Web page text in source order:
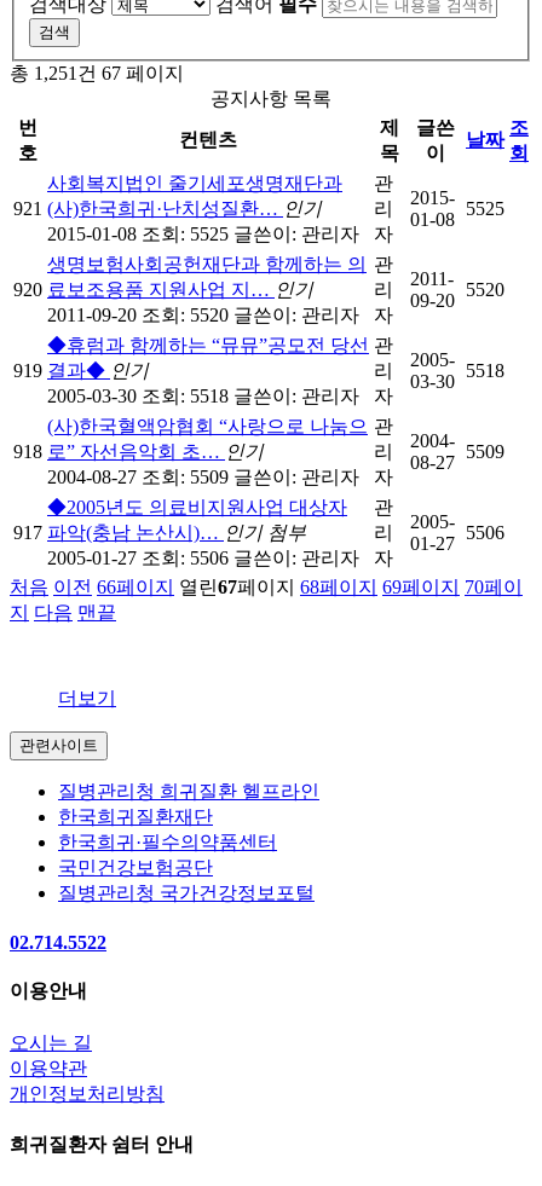
총 1,251건 67 페이지
공지사항 목록
번
호
컨텐츠
제
목
글쓴
이
날짜
조
회
921
사회복지법인 줄기세포생명재단과
(사)한국희귀·난치성질환… 인기
2015-01-08 조회: 5525 글쓴이: 관리자
관
리
자
2015-
01-08
5525
920
생명보험사회공헌재단과 함께하는 의
료보조용품 지원사업 지… 인기
2011-09-20 조회: 5520 글쓴이: 관리자
관
리
자
2011-
09-20
5520
919
◆휴럼과 함께하는 “뮤뮤”공모전 당선
결과◆ 인기
2005-03-30 조회: 5518 글쓴이: 관리자
관
리
자
2005-
03-30
5518
918
(사)한국혈액암협회 “사랑으로 나눔으
로” 자선음악회 초… 인기
2004-08-27 조회: 5509 글쓴이: 관리자
관
리
자
2004-
08-27
5509
917
◆2005년도 의료비지원사업 대상자
파악(충남 논산시)… 인기 첨부
2005-01-27 조회: 5506 글쓴이: 관리자
관
리
자
2005-
01-27
5506
처음 이전 66페이지 열린67페이지 68페이지 69페이지 70페이
지
다음 맨끝
더보기
관련사이트
질병관리청 희귀질환 헬프라인
한국희귀질환재단
한국희귀·필수의약품센터
국민건강보험공단
질병관리청 국가건강정보포털
02.714.5522
이용안내
오시는 길
이용약관
개인정보처리방침
희귀질환자 쉼터 안내